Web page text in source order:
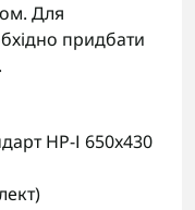
Для
придбати
НР-І 650x430